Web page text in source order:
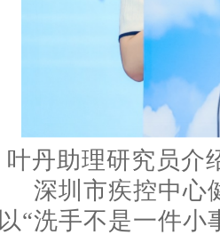
叶丹助理研究员介
深圳市疾控中心
以“洗手不是一件